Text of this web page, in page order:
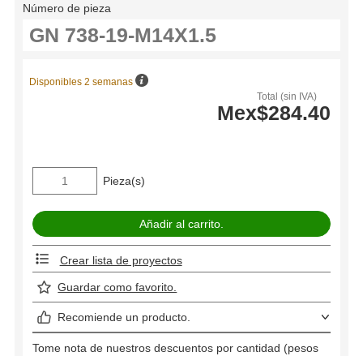
Número de pieza
Total (sin IVA)
Mex$284.40
Disponibles 2 semanas
Pieza(s)
Crear lista de proyectos
Guardar como favorito.
Recomiende un producto.
Tome nota de nuestros descuentos por cantidad (pesos